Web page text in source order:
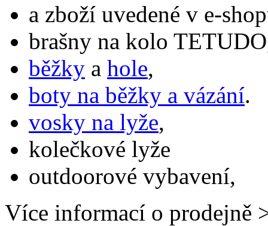
a zboží uvedené v e-
brašny na kolo
běžky a hole,
boty na běžky a vázání.
vosky na lyže,
kolečkové lyže
outdoorové vybavení,
Více informací o prodejně